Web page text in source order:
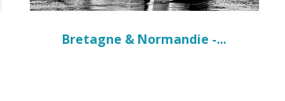
Bretagne & Normandie -...